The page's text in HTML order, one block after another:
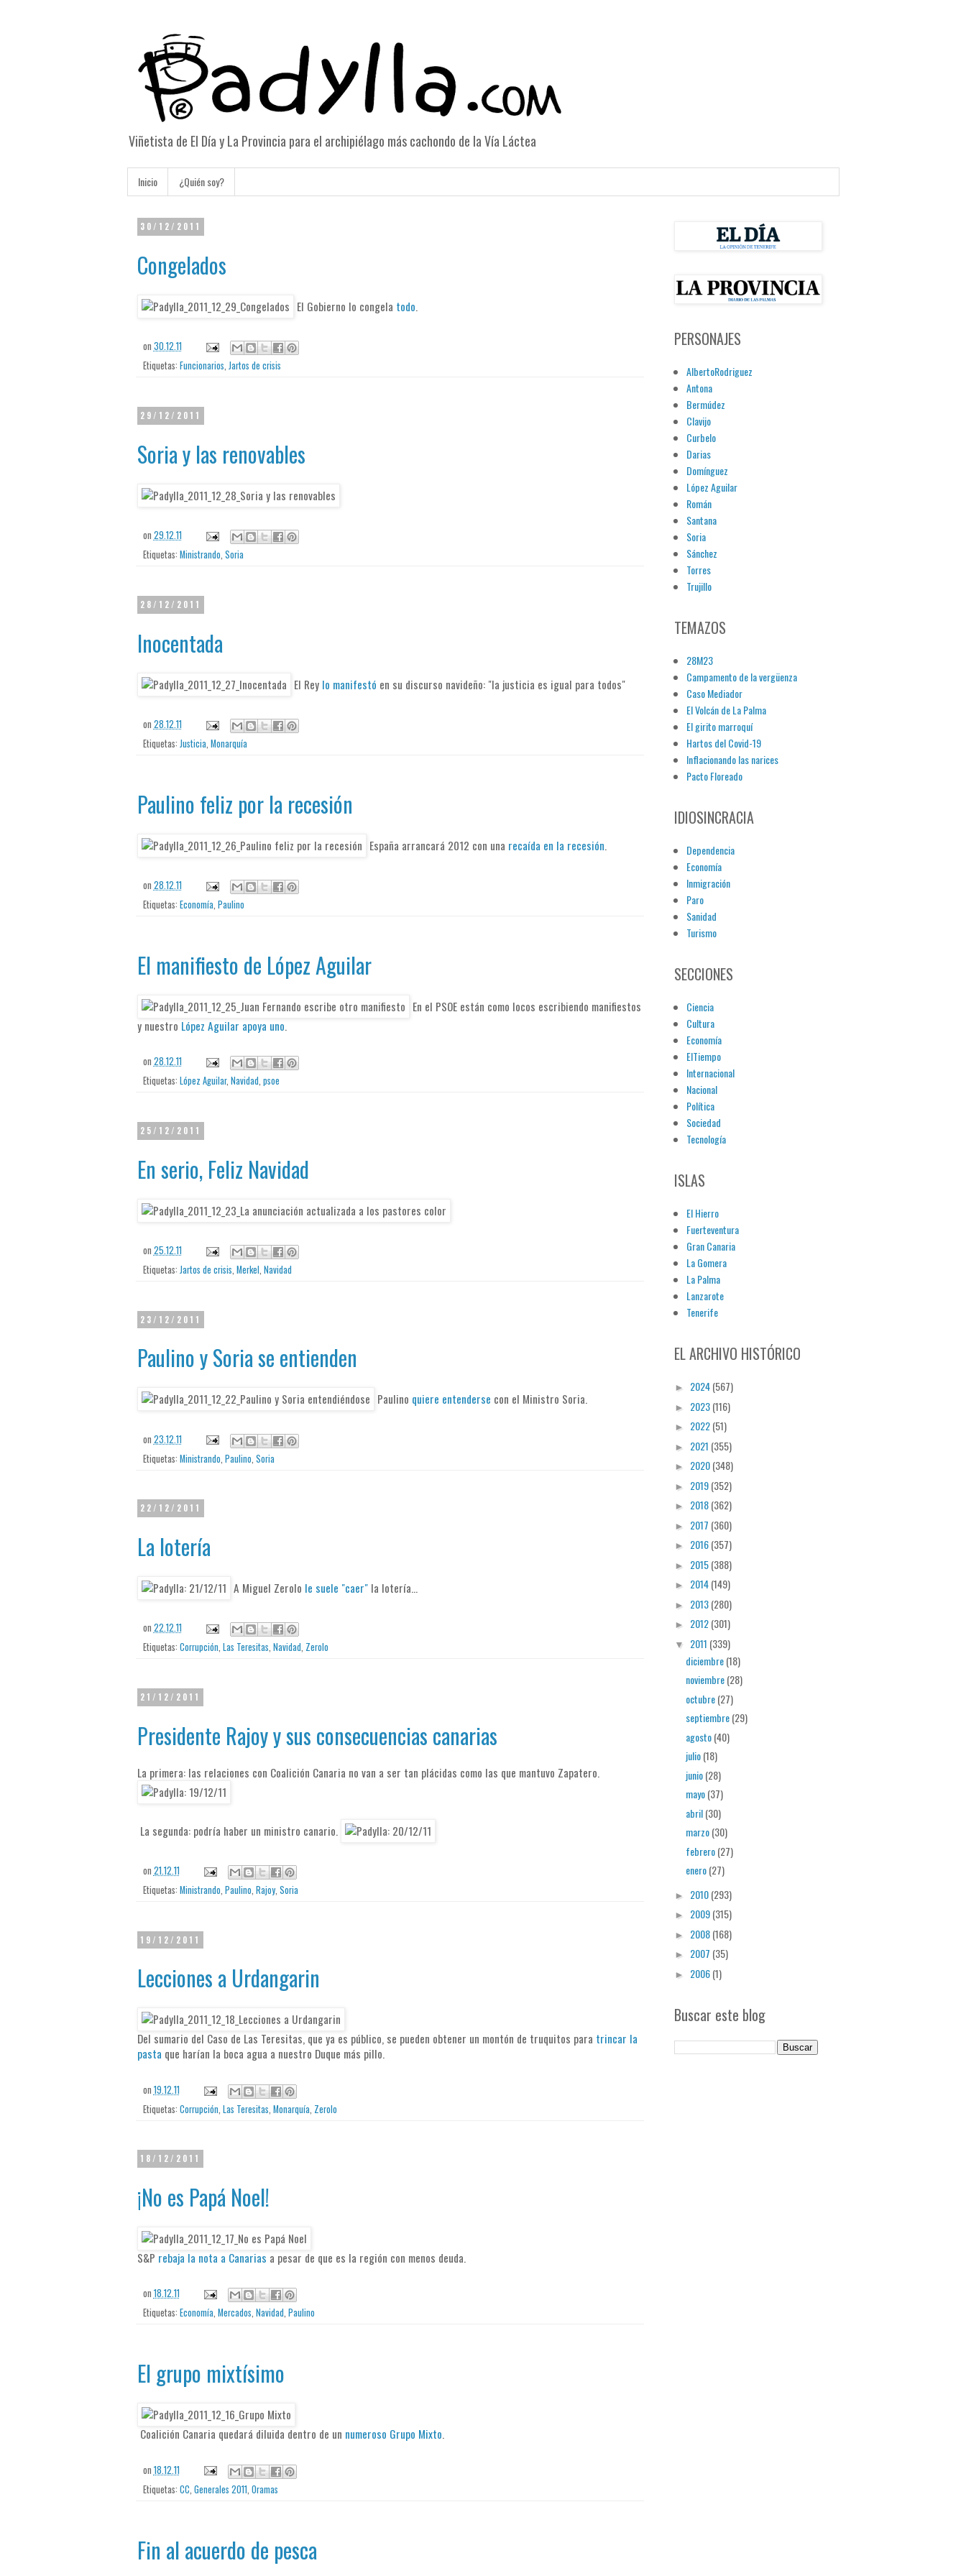
Viñetista de El Día y La Provincia para el archipiélago más cachondo de la Vía Láctea
Inicio ¿Quién soy?
30/12/2011
Congelados
El Gobierno lo congela todo.
on 30.12.11
Etiquetas: Funcionarios, Jartos de crisis
29/12/2011
Soria y las renovables
on 29.12.11
Etiquetas: Ministrando, Soria
28/12/2011
Inocentada
El Rey lo manifestó en su discurso navideño: "la justicia es igual para todos"
on 28.12.11
Etiquetas: Justicia, Monarquía
Paulino feliz por la recesión
España arrancará 2012 con una recaída en la recesión.
on 28.12.11
Etiquetas: Economía, Paulino
El manifiesto de López Aguilar
En el PSOE están como locos escribiendo manifiestos
y nuestro López Aguilar apoya uno.
on 28.12.11
Etiquetas: López Aguilar, Navidad, psoe
25/12/2011
En serio, Feliz Navidad
on 25.12.11
Etiquetas: Jartos de crisis, Merkel, Navidad
23/12/2011
Paulino y Soria se entienden
Paulino quiere entenderse con el Ministro Soria.
on 23.12.11
Etiquetas: Ministrando Paulino Soria
22/12/2011
La lotería
A Miguel Zerolo le suele "caer"la lotería...
on 22.12.11
Etiquetas: Corrupción, Las Teresitas, Navidad, Zerolo
21/12/2011
Presidente Rajoy y sus consecuencias canarias
La primera: las relaciones con Coalición Canaria no van a ser tan plácidas como las que mantuvo Zapatero.
La segunda: podría haber un ministro canario.
on 21.12.11
Etiquetas: Ministrando, Paulino, Rajoy, Soria
19/12/2011
Lecciones a Urdangarin
Del sumario del Caso de Las Teresitas, que ya es público, se pueden obtener un montón de truquitos para trincar la
pasta que harían la boca agua a nuestro Duque más pillo.
on 19.12.11
Etiquetas: Corrupción Las Teresitas Monarquía Zerolo
18/12/2011
¡No es Papá Noel!
S&P rebaja la nota a Canarias a pesar de que es la región con menos deuda.
on 18.12.11
Etiquetas: Economía, Mercados, Navidad, Paulino
El grupo mixtísimo
Coalición Canaria quedará diluida dentro de un numeroso Grupo Mixto.
on 18.12.11
Etiquetas: CC Generales 2011 Oramas
Fin al acuerdo de pesca
PERSONAJES
AlbertoRodriguez
Antona
Bermúdez
Clavijo
Curbelo
Darias
Domínguez
López Aguilar
Román
Santana
Soria
Sánchez
Torres
Trujillo
TEMAZOS
28M23
Campamento de la vergüenza
Caso Mediador
El Volcán de La Palma
El girito marroquí
Hartos del Covid-19
Inflacionando las narices
Pacto Floreado
IDIOSINCRACIA
Dependencia
Economía
Inmigración
Paro
Sanidad
Turismo
SECCIONES
Ciencia
Cultura
Economía
ElTiempo
Internacional
Nacional
Política
Sociedad
Tecnología
ISLAS
El Hierro
Fuerteventura
Gran Canaria
La Gomera
La Palma
Lanzarote
Tenerife
EL ARCHIVO HISTÓRICO
► 2024(567)
► 2023(116)
► 2022(51)
► 2021 (355)
► 2020(348)
► 2019(352)
► 2018(362)
► 2017 (360)
► 2016(357)
► 2015(388)
► 2014(149)
► 2013(280)
► 2012(301)
▼ 2011 (339)
diciembre(18)
noviembre(28)
octubre(27)
septiembre(29)
agosto(40)
julio(18)
junio(28)
mayo(37)
abril(30)
marzo(30)
febrero(27)
enero(27)
► 2010(293)
► 2009(315)
► 2008(168)
► 2007 (35)
► 2006(1)
Buscar este blog